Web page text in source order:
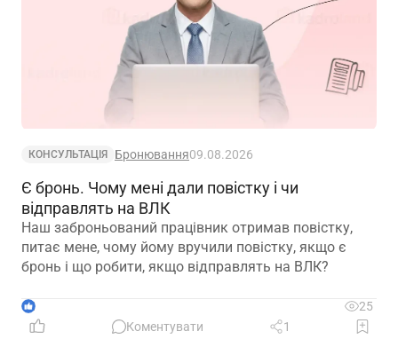
КОНСУЛЬТАЦІЯ Бронювання09.08.2026
Є бронь. Чому мені дали повістку і чи
відправлять на ВЛК
Наш заброньований працівник отримав повістку,
питає мене, чому йому вручили повістку, якщо є
бронь і що робити, якщо відправлять на ВЛК?
1
25
Коментувати
1